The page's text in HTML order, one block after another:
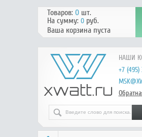
НАШИ
+7
Товаров: 0шт.
На сумму: 0руб.
Ваша корзина пуста